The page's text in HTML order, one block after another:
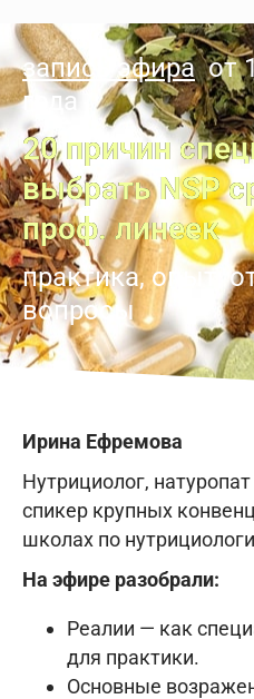
запись эфира от
года
20 причин
выбрать NSP
проф. линеек
практика, опыт,
вопросы
Ирина Ефремова
Нутрициолог,
спикер крупных
школах по
На эфире разобрали:
Реалии — как
для практики.
Основные